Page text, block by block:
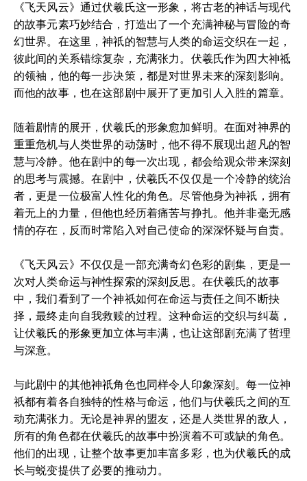
《飞天风云》通过伏羲氏这一形象，将古老的神话与现代
的故事元素巧妙结合，打造出了一个充满神秘与冒险的奇
幻世界。在这里，神祇的智慧与人类的命运交织在一起，
彼此间的关系错综复杂，充满张力。伏羲氏作为四大神祗
的领袖，他的每一步决策，都是对世界未来的深刻影响。
而他的故事，也在这部剧中展开了更加引人入胜的篇章。
随着剧情的展开，伏羲氏的形象愈加鲜明。在面对神界的
重重危机与人类世界的动荡时，他不得不展现出超凡的智
慧与冷静。他在剧中的每一次出现，都会给观众带来深刻
的思考与震撼。在剧中，伏羲氏不仅仅是一个冷静的统治
者，更是一位极富人性化的角色。尽管他身为神祇，拥有
着无上的力量，但他也经历着痛苦与挣扎。他并非毫无感
情的存在，反而时常陷入对自己使命的深深怀疑与自责。
《飞天风云》不仅仅是一部充满奇幻色彩的剧集，更是一
次对人类命运与神性探索的深刻反思。在伏羲氏的故事
中，我们看到了一个神祇如何在命运与责任之间不断抉
择，最终走向自我救赎的过程。这种命运的交织与纠葛，
让伏羲氏的形象更加立体与丰满，也让这部剧充满了哲理
与深意。
与此剧中的其他神祇角色也同样令人印象深刻。每一位神
祇都有着各自独特的性格与命运，他们与伏羲氏之间的互
动充满张力。无论是神界的盟友，还是人类世界的敌人，
所有的角色都在伏羲氏的故事中扮演着不可或缺的角色。
他们的出现，让整个故事更加丰富多彩，也为伏羲氏的成
长与蜕变提供了必要的推动力。